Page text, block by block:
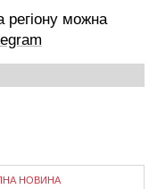
регіону можна
НОВИНА